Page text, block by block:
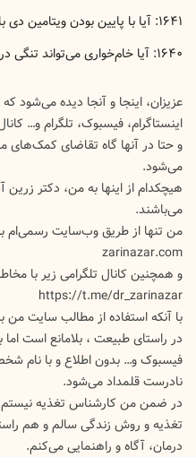
۱۶۴۱: آیا با پایین بودن ویتامین دی باید مکمل مصرف کنم؟
‍۱۶۴۰: آیا خام‌خواری می‌تواند تنگی دریچه میترال را درمان کند؟
عزیزان، اینجا و آنجا دیده می‌شود
اینستاگرام، فیسبوک، تلگرام و…
و حتا در آنها گاه تقاضای کمک‌های
می‌شود.
هیچکدام از اینها به من، دکتر زرین
می‌باشند.
من تنها از طریق وب‌سایت رسمی‌ام
zarinazar.com
و همچنین کانال تلگرامی زیر با
https://t.me/dr_zarinazar
با آنکه استفاده از مطالب سایت
در راستای طبیعت ، بلامانع است اما
فیسبوک و… بدون اطلاع و با نام
نادرست قلمداد می‌شود.
در ضمن من کارشناس تغذیه
تغذیه و روش زندگی سالم و هم
درمان، آگاه و راهنمایی می‌کنم.